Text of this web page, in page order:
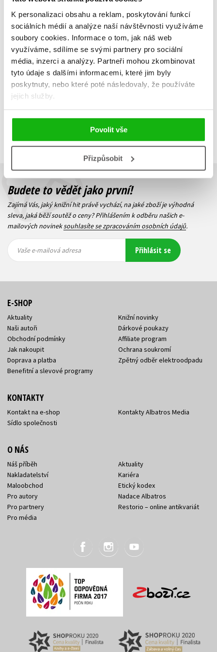
K personalizaci obsahu a reklam, poskytování funkcí
sociálních médií a analýze naší návštěvnosti využíváme
soubory cookies. Informace o tom, jak náš web
využíváme, sdílíme se svými partnery pro sociální
média, inzerci a analýzy. Partneři mohou zkombinovat
tyto údaje s dalšími informacemi, které jim byly
poskytnuty, nebo které poté následovaly, že používáte
jejich služby.
Povolit vše
Přizpůsobit
Evangelium podle Piláta
Eric-Emmanuel Schmitt
279 Kč349 Kč
Do košíku
Zobraz záznamů
Zobrazuji 1 až 1 z celkem 1 záznamů
Předchozí 1
Budete to vědět jako první!
Zajímá Vás, jaký knižní hit právě vychází, na jaké zboží je výhodná
sleva, jaká běží soutěž o ceny? Přihlášením k odběru našich e-
mailových novineksouhlasíte se zpracováním osobních údajů.
mailová
mailová
Vaše e-mailová adresa Přihlásit se
E-SHOP
Aktuality
Naši autoři
Obchodní podmínky
Jak nakoupit
Doprava a platba
Benefitní a slevové programy
Knižní novinky
Dárkové poukazy
Affiliate program
Ochrana soukromí
Zpětný odběr elektroodpadu
KONTAKTY
Kontakt na e-shop
Sídlo společnosti
Kontakty Albatros Media
O NÁS
Náš příběh
Nakladatelství
Maloobchod
Pro autory
Pro partnery
Pro média
Aktuality
Kariéra
Etický kodex
Nadace Albatros
Restorio – online antikvariát